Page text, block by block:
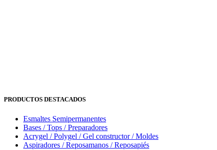
PRODUCTOS DESTACADOS
Esmaltes Semipermanentes
Bases / Tops / Preparadores
Acrygel / Polygel / Gel constructor / Moldes
Aspiradores / Reposamanos / Reposapiés